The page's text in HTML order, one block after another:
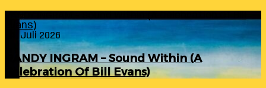
Evans)
24. Juli 2026
RANDY INGRAM – Sound Within (A
Celebration Of Bill Evans)